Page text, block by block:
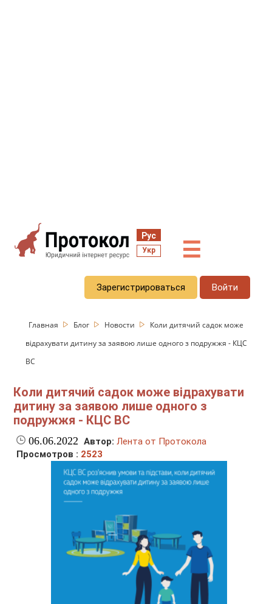
Рус
Укр ☰
Зарегистрироваться Войти
Главная Блог Новости
Коли дитячий садок може
відрахувати дитину за заявою лише одного з подружжя - КЦС
ВС
Коли дитячий садок може відрахувати
дитину за заявою лише одного з
подружжя - КЦС ВС
06.06.2022 Автор: Лента от Протокола
Просмотров : 2523